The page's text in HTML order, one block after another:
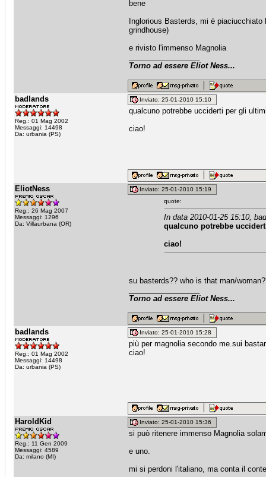
bene
Inglorious Basterds, mi è
grindhouse)
e rivisto l'immenso Magnolia
Torno ad essere Eliot Ness...
badlands
Reg.: 01 Mag 2002
Messaggi: 14498
Da: urbania (PS)
Inviato: 25-01-2010 15:10
qualcuno potrebbe ucciderti per gli
ciao!
EliotNess
Reg.: 26 Mag 2007
Messaggi: 1296
Da: Villaurbana (OR)
Inviato: 25-01-2010 15:19
quote:
In data 2010-01-25 15:10,
qualcuno potrebbe
ciao!
su basterds?? who is that man/
Torno ad essere Eliot Ness...
badlands
Reg.: 01 Mag 2002
Messaggi: 14498
Da: urbania (PS)
Inviato: 25-01-2010 15:28
più per magnolia secondo me.sui
ciao!
HaroldKid
Reg.: 11 Gen 2009
Messaggi: 4589
Da: milano (MI)
Inviato: 25-01-2010 15:36
si può ritenere immenso Magnolia
e uno.
mi si perdoni l'italiano, ma conta il